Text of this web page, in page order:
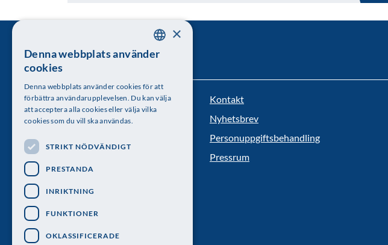
Kungl. Vetenskapsakademien
Besöksadress: Lilla Frescativägen 4A
Telefon: 08-673 95 00
Kontakt
Nyhetsbrev
Personuppgiftsbehandling
Pressrum
SWEDISH
×
Denna webbplats använder
cookies
Denna webbplats använder cookies för att
förbättra användarupplevelsen. Du kan välja
att acceptera alla cookies eller välja vilka
cookies som du vill ska användas.
STRIKT NÖDVÄNDIGT
PRESTANDA
INRIKTNING
FUNKTIONER
OKLASSIFICERADE